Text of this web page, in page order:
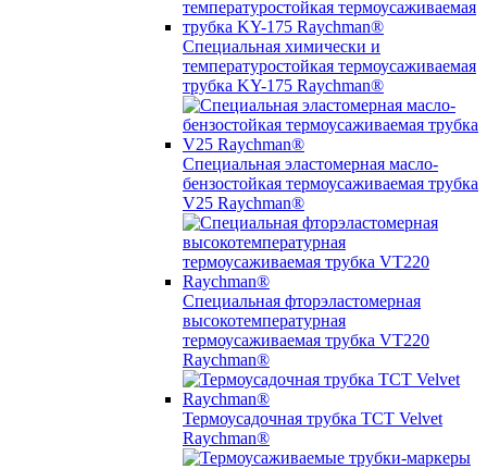
Специальная химически и
температуростойкая термоусаживаемая
трубка KY-175 Raychman®
Специальная эластомерная масло-
бензостойкая термоусаживаемая трубка
V25 Raychman®
Специальная фторэластомерная
высокотемпературная
термоусаживаемая трубка VT220
Raychman®
Термоусадочная трубка TCT Velvet
Raychman®